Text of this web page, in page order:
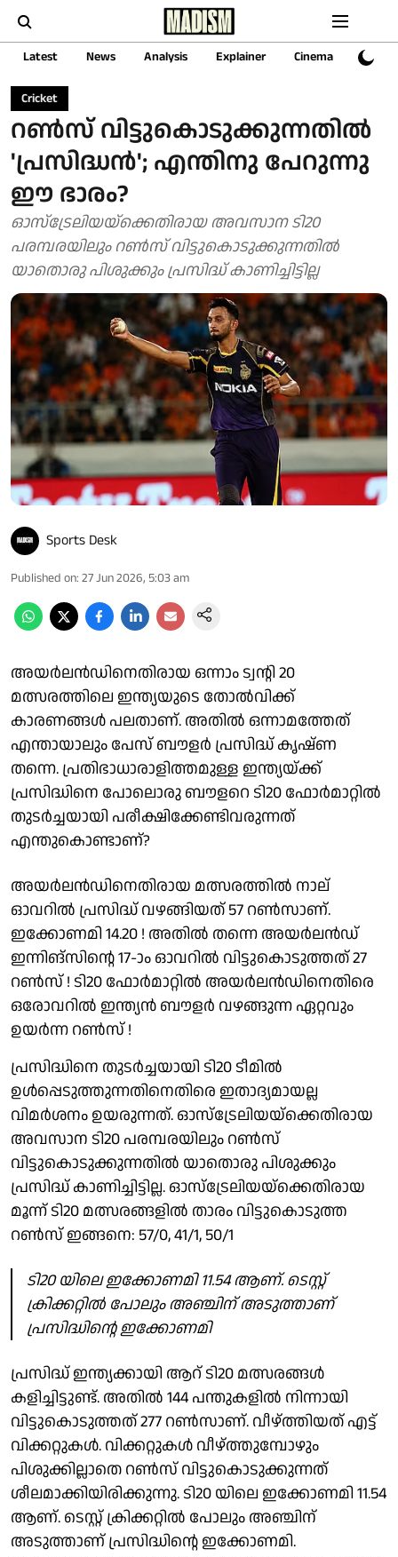
Latest News Analysis Explainer Cinema Sports
Cricket
റൺസ് വിട്ടുകൊടുക്കുന്നതിൽ
'പ്രസിദ്ധൻ'; എന്തിനു പേറുന്നു
ഈ ഭാരം?
ഓസ്‌ട്രേലിയയ്‌ക്കെതിരായ അവസാന ടി20
പരമ്പരയിലും റൺസ് വിട്ടുകൊടുക്കുന്നതിൽ
യാതൊരു പിശുക്കും പ്രസിദ്ധ് കാണിച്ചിട്ടില്ല
Sports Desk
Published on: 27 Jun 2026, 5:03 am
അയർലൻഡിനെതിരായ ഒന്നാം ട്വന്റി 20
മത്സരത്തിലെ ഇന്ത്യയുടെ തോൽവിക്ക്
കാരണങ്ങൾ പലതാണ്. അതിൽ ഒന്നാമത്തേത്
എന്തായാലും പേസ് ബൗളർ പ്രസിദ്ധ് കൃഷ്ണ
തന്നെ. പ്രതിഭാധാരാളിത്തമുള്ള ഇന്ത്യയ്ക്ക്
പ്രസിദ്ധിനെ പോലൊരു ബൗളറെ ടി20 ഫോർമാറ്റിൽ
തുടർച്ചയായി പരീക്ഷിക്കേണ്ടിവരുന്നത്
എന്തുകൊണ്ടാണ്?
അയർലൻഡിനെതിരായ മത്സരത്തിൽ നാല്
ഓവറിൽ പ്രസിദ്ധ് വഴങ്ങിയത് 57 റൺസാണ്.
ഇക്കോണമി 14.20 ! അതിൽ തന്നെ അയർലൻഡ്
ഇന്നിങ്‌സിന്റെ 17-ാം ഓവറിൽ വിട്ടുകൊടുത്തത് 27
റൺസ് ! ടി20 ഫോർമാറ്റിൽ അയർലൻഡിനെതിരെ
ഒരോവറിൽ ഇന്ത്യൻ ബൗളർ വഴങ്ങുന്ന ഏറ്റവും
ഉയർന്ന റൺസ് !
പ്രസിദ്ധിനെ തുടർച്ചയായി ടി20 ടീമിൽ
ഉൾപ്പെടുത്തുന്നതിനെതിരെ ഇതാദ്യമായല്ല
വിമർശനം ഉയരുന്നത്. ഓസ്‌ട്രേലിയയ്‌ക്കെതിരായ
അവസാന ടി20 പരമ്പരയിലും റൺസ്
വിട്ടുകൊടുക്കുന്നതിൽ യാതൊരു പിശുക്കും
പ്രസിദ്ധ് കാണിച്ചിട്ടില്ല. ഓസ്‌ട്രേലിയയ്‌ക്കെതിരായ
മൂന്ന് ടി20 മത്സരങ്ങളിൽ താരം വിട്ടുകൊടുത്ത
റൺസ് ഇങ്ങനെ: 57/0, 41/1, 50/1
ടി20 യിലെ ഇക്കോണമി 11.54 ആണ്. ടെസ്റ്റ്
ക്രിക്കറ്റിൽ പോലും അഞ്ചിന് അടുത്താണ്
പ്രസിദ്ധിന്റെ ഇക്കോണമി
പ്രസിദ്ധ് ഇന്ത്യക്കായി ആറ് ടി20 മത്സരങ്ങൾ
കളിച്ചിട്ടുണ്ട്. അതിൽ 144 പന്തുകളിൽ നിന്നായി
വിട്ടുകൊടുത്തത് 277 റൺസാണ്. വീഴ്ത്തിയത് എട്ട്
വിക്കറ്റുകൾ. വിക്കറ്റുകൾ വീഴ്ത്തുമ്പോഴും
പിശുക്കില്ലാതെ റൺസ് വിട്ടുകൊടുക്കുന്നത്
ശീലമാക്കിയിരിക്കുന്നു. ടി20 യിലെ ഇക്കോണമി 11.54
ആണ്. ടെസ്റ്റ് ക്രിക്കറ്റിൽ പോലും അഞ്ചിന്
അടുത്താണ് പ്രസിദ്ധിന്റെ ഇക്കോണമി.